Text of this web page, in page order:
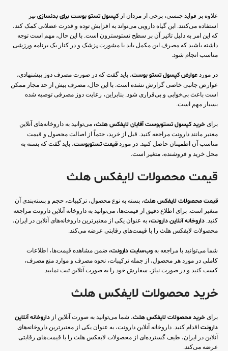
علاوه بر فواید جنسی، برخی از مردان از کپسول تستو بوست برای بدنسازی نیز
استفاده می‌کنند. این گیاه دارویی می‌تواند به افزایش توده و قدرت عضلانی کمک کند،
که این امر به دلیل تاثیر آن بر سطح تستوسترون است. با این حال، مهم است توجه
داشته باشید که مصرف این مکمل باید با مشورت پزشک و در کنار یک برنامه ورزشی
مناسب انجام شود.
در مورد عوارض کپسول تستو بوست، باید گفت که در صورت مصرف دوز پیشنهادی،
عوارض جانبی خاصی گزارش نشده است. با این حال، مصرف بیش از حد مجاز ممکن
است باعث بی‌خوابی و بی‌قراری شود. بنابراین، رعایت دوز مصرفی توصیه شده
بسیار مهم است.
برای خرید کپسول تستوبوست آقایان لایفکس هلث، می‌توانید به داروخانه‌های آنلاین
معتبر مانند دارونت مراجعه کنید. قبل از خرید، حتماً از اصالت محصول و قیمت
مناسب آن اطمینان حاصل کنید. در مورد قیمت تستوبوست، باید گفت که بسته به
محل خرید و فروشنده، متغیر است.
قیمت محصولات لایفکس هلث
قیمت محصولات لایفکس هلث، بسته به نوع محصول، ترکیبات، حجم و بسته‌بندی آن
متغیر است. برای اطلاع دقیق از قیمت‌ها، می‌توانید به داروخانه آنلاین دارونت مراجعه
کنید. داروخانه آنلاین دارونت، به عنوان یکی از معتبرترین داروخانه‌های آنلاین در ایران،
محصولات لایفکس هلث را با قیمت‌های رقابتی عرضه می‌کند.
شما می‌توانید با مراجعه به وب‌سایت دارونت، ضمن مشاهده قیمت‌ها، اطلاعات
کاملی در مورد هر محصول، از جمله ترکیبات، نحوه مصرف و موارد منع مصرف،
کسب کنید و در صورت نیاز، سفارش خود را به صورت آنلاین ثبت نمایید.
خرید محصولات لایفکس هلث
برای خرید محصولات لایفکس هلث، شما می‌توانید به صورت آنلاین از داروخانه آنلاین
دارونت اقدام کنید. داروخانه آنلاین دارونت، به عنوان یکی از معتبرترین داروخانه‌های
آنلاین در ایران، طیف گسترده‌ای از محصولات لایفکس هلث را با قیمت‌های رقابتی
عرضه می‌کند.